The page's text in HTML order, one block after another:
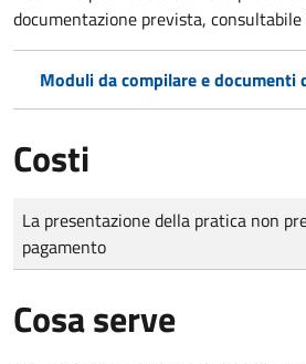
documentazione prevista, consultabile
Moduli da compilare e documenti
Costi
Tipo di pagamento
Importo
La presentazione della pratica non
pagamento
Cosa serve